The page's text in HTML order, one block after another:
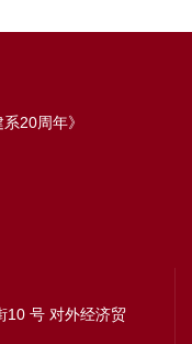
20周年》
10 号 对外经济贸